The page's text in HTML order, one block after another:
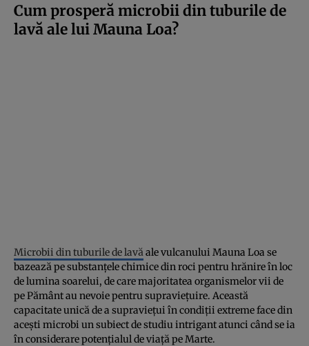
Cum prosperă microbii din tuburile de
lavă ale lui Mauna Loa?
Microbii din tuburile de lavăale vulcanului Mauna Loa se
bazează pe substanțele chimice din roci pentru hrănire în loc
de lumina soarelui, de care majoritatea organismelor vii de
pe Pământ au nevoie pentru supraviețuire. Această
capacitate unică de a supraviețui în condiții extreme face din
acești microbi un subiect de studiu intrigant atunci când se ia
în considerare potențialul de viață pe Marte.